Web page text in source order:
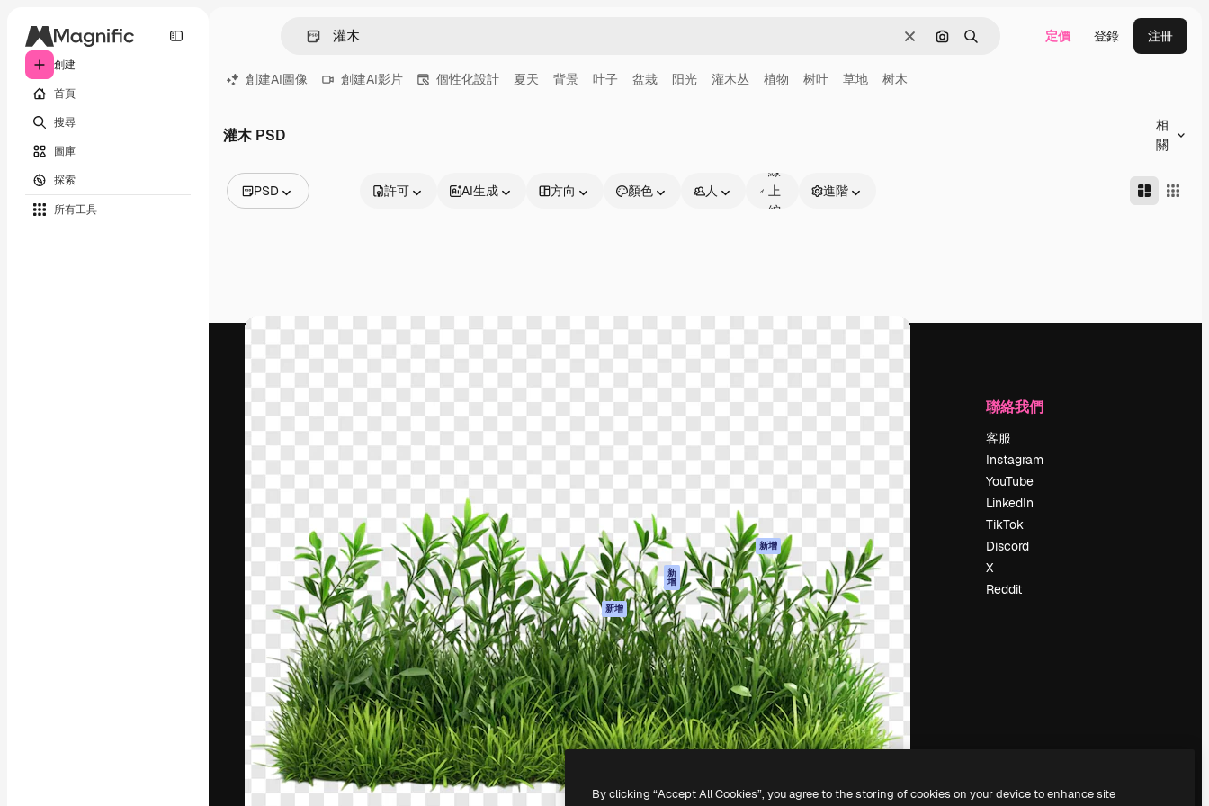
創建
首頁
搜尋
圖庫
探索
所有工具
清除 通過圖像搜索
搜尋 定價 登錄 注冊
創建AI圖像 創建AI影片 個性化設計 夏天 背景 叶子 盆栽 阳光 灌木丛 植物 树叶 草地 树木
灌木 PSD
相
關
PSD
視頻
圖標
3D模型
字體
許可 AI生成 方向 顏色 人
線
上
編
進階
引導你創作出最佳作品的創意平台。擁有超過
和工作室。
產品
AI助手
AI視頻生成器
AI語音生成器
圖庫內容
MCP用於
Claude/ChatGPT
新
增
AI助手 新增
API
流動應用程式
所有Magnific工具
開始使用
文件
使用條款
隱私政策
原創作品 新增
Cookie 政策
信任中心
聯盟夥伴
企業
公司
關於我們
工作機會
博客
聚會活動
Slidesgo
出售內容
新聞室
正在尋找
magnific.ai
聯絡我們
客服
Instagram
YouTube
LinkedIn
TikTok
Discord
X
Reddit
Copyright © 2010-2026Freepik Company S.L.U.版權所有.
By clicking “Accept All Cookies”, you agree to the storing of cookies on your device to enhance site